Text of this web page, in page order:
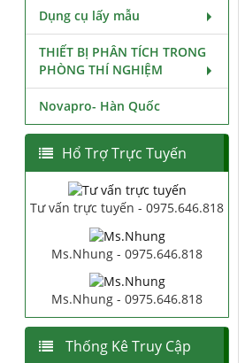
Dụng cụ lấy mẫu
THIẾT BỊ PHÂN TÍCH TRONG
PHÒNG THÍ NGHIỆM
Novapro- Hàn Quốc
Hổ Trợ Trực Tuyến
Tư vấn trực tuyến - 0975.646.818
Ms.Nhung - 0975.646.818
Ms.Nhung - 0975.646.818
Thống Kê Truy Cập